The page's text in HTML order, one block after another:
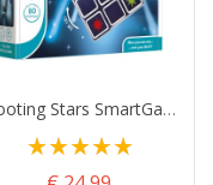
Shooting Stars SmartGames
Waardering:
100%